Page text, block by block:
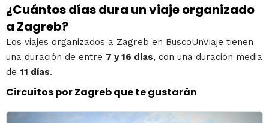
¿Cuántos días dura un viaje organizado
a Zagreb?
Los viajes organizados a Zagreb en BuscoUnViaje tienen
una duración de entre 7 y 16 días, con una duración media
de 11 días.
Circuitos por Zagreb que te gustarán